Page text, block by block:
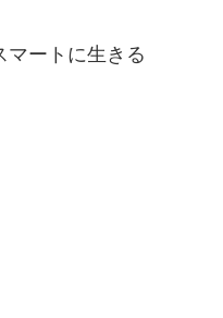
ートに生きる